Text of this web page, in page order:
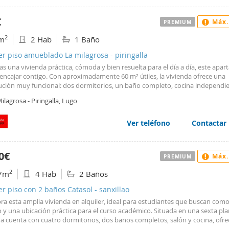
de magisterio , enfermería , politécnico etc...Precio 900.€ comunidad
2 2 Hab 1 Baño
piso amueblado La milagrosa - piringalla
una vivienda práctica, cómoda y bien resuelta para el día a día, este
contigo. Con aproximadamente 60 m² útiles, la vivienda ofrece una
muy funcional: dos dormitorios, un baño completo, cocina
y ganar en comodidad diaria. Como valor añadido, incluye plaza de garaje,
tres elementos cada vez más demandados y que aportan un plus real de
La comunidad está incluida en el precio. Una vivienda completa,
en tu próximo hogar. Llámanos y ven a verla. En EquipoCasa, nos
con seriedad y compromiso a ayudarte a encontrar la propiedad ideal
- Piringalla, Lugo
Ver teléfono Contactar
PREMIUM
2 4 Hab 2 Baños
piso con 2 baños Catasol - sanxillao
esta amplia vivienda en alquiler, ideal para estudiantes que buscan
y una ubicación práctica para el curso académico. Situada en una sexta
cuenta con cuatro dormitorios, dos baños completos, salón y cocina,
PREMIUM